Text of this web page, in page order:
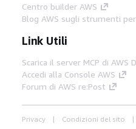
Centro builder AWS
Blog AWS sugli strumenti
Link Utili
Scarica il server MCP di AWS
Accedi alla Console AWS
Forum di AWS re:Post
Privacy Condizioni del sito